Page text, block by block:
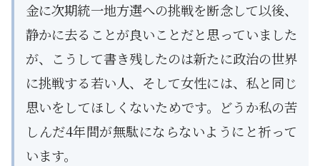
金に次期統一地方選への挑戦を断念して以後、
静かに去ることが良いことだと思っていました
が、こうして書き残したのは新たに政治の世界
に挑戦する若い人、そして女性には、私と同じ
思いをしてほしくないためです。どうか私の苦
しんだ4年間が無駄にならないようにと祈って
います。